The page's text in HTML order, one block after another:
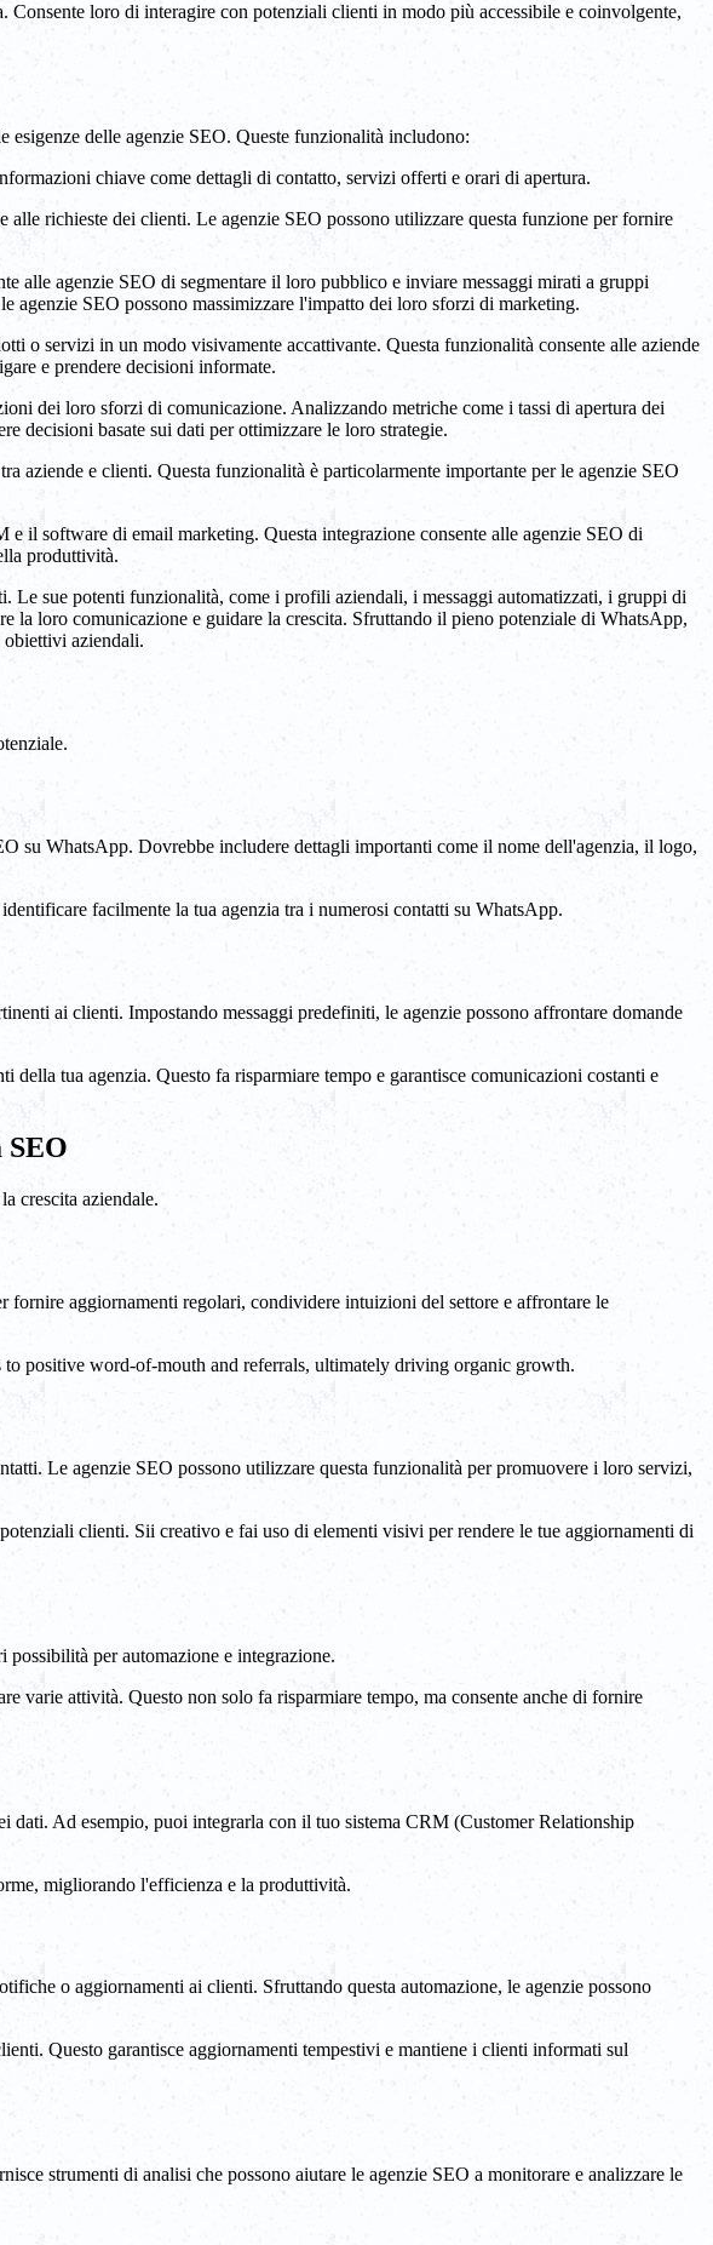
loro di interagire con potenziali clienti in modo più accessibile e coinvolgente,
delle agenzie SEO. Queste funzionalità includono:
chiave come dettagli di contatto, servizi offerti e orari di apertura.
alle richieste dei clienti. Le agenzie SEO possono utilizzare questa funzione per fornire
alle agenzie SEO di segmentare il loro pubblico e inviare messaggi mirati a gruppi
agenzie SEO possono massimizzare l'impatto dei loro sforzi di marketing.
o servizi in un modo visivamente accattivante. Questa funzionalità consente alle aziende
e prendere decisioni informate.
dei loro sforzi di comunicazione. Analizzando metriche come i tassi di apertura dei
decisioni basate sui dati per ottimizzare le loro strategie.
aziende e clienti. Questa funzionalità è particolarmente importante per le agenzie SEO
il software di email marketing. Questa integrazione consente alle agenzie SEO di
produttività.
sue potenti funzionalità, come i profili aziendali, i messaggi automatizzati, i gruppi di
loro comunicazione e guidare la crescita. Sfruttando il pieno potenziale di WhatsApp,
obiettivi aziendali.
su WhatsApp. Dovrebbe includere dettagli importanti come il nome dell'agenzia, il logo,
facilmente la tua agenzia tra i numerosi contatti su WhatsApp.
ai clienti. Impostando messaggi predefiniti, le agenzie possono affrontare domande
tua agenzia. Questo fa risparmiare tempo e garantisce comunicazioni costanti e
SEO
crescita aziendale.
aggiornamenti regolari, condividere intuizioni del settore e affrontare le
positive word-of-mouth and referrals, ultimately driving organic growth.
Le agenzie SEO possono utilizzare questa funzionalità per promuovere i loro servizi,
clienti. Sii creativo e fai uso di elementi visivi per rendere le tue aggiornamenti di
per automazione e integrazione.
attività. Questo non solo fa risparmiare tempo, ma consente anche di fornire
Ad esempio, puoi integrarla con il tuo sistema CRM (Customer Relationship
migliorando l'efficienza e la produttività.
o aggiornamenti ai clienti. Sfruttando questa automazione, le agenzie possono
Questo garantisce aggiornamenti tempestivi e mantiene i clienti informati sul
strumenti di analisi che possono aiutare le agenzie SEO a monitorare e analizzare le